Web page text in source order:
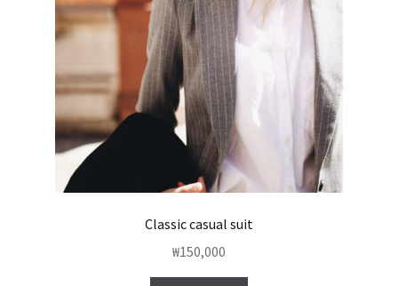
Classic casual suit
₩150,000